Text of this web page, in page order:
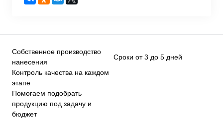
Собственное производство
нанесения
Сроки от 3 до 5 дней
Контроль качества на каждом
этапе
Помогаем подобрать
продукцию под задачу и
бюджет